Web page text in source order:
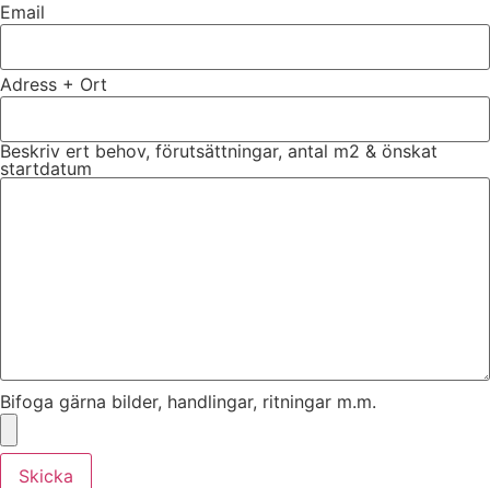
Email
Adress + Ort
Beskriv ert behov, förutsättningar, antal m2 & önskat
startdatum
Bifoga gärna bilder, handlingar, ritningar m.m.
Skicka